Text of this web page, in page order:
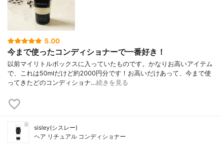
5.00
今まで使ったコンディショナーで一番好き！
以前マイリトルボックスに入っていたものです。かなりお高いアイテム
で、これは50mlだけど約2000円分です！お高いだけあって、今まで使
ってきたどのコンディショナ…続きを見る
sisley(シスレー)
ヘア リチュアル コンディショナー